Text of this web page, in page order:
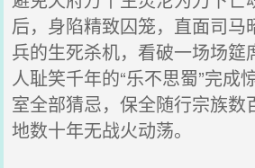
后，身陷精致囚笼，直面司马
兵的生死杀机，看破一场场筵
人耻笑千年的“乐不思蜀”完成
室全部猜忌，保全随行宗族数
地数十年无战火动荡。